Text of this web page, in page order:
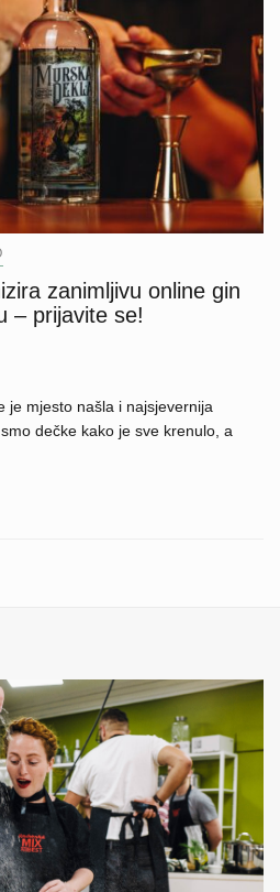
zanimljivu online gin
– prijavite se!
je mjesto našla i najsjevernija
dečke kako je sve krenulo, a